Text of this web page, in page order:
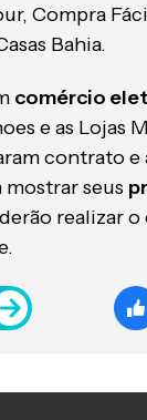
Compra
Bahia.
comércio
e as Lojas
contrato e
seus
realizar o